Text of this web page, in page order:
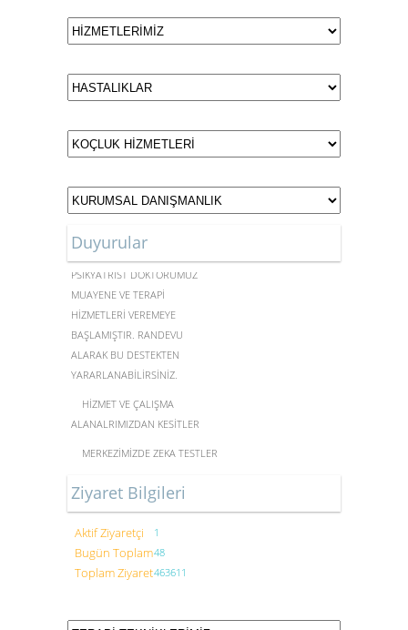
Duyurular
MERKEZİMİZDE UZMAN
PSİKYATRİST DOKTORUMUZ
MUAYENE VE TERAPİ
HİZMETLERİ VEREMEYE
BAŞLAMIŞTIR. RANDEVU
ALARAK BU DESTEKTEN
YARARLANABİLİRSİNİZ.
HİZMET VE ÇALIŞMA
ALANALRIMIZDAN KESİTLER
MERKEZİMİZDE ZEKA TESTLERİ
FORUM ÇÖZÜM KLİNİK
PSİKOTERAPİ DANIŞMANLIK
Ziyaret Bilgileri
Aktif Ziyaretçi 1
Bugün Toplam48
Toplam Ziyaret463611